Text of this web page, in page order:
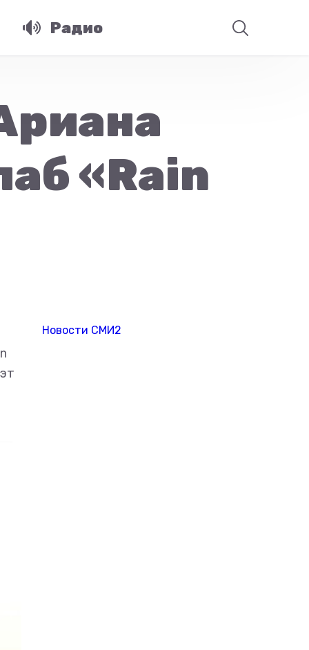
Радио
«Rain
Новости СМИ2